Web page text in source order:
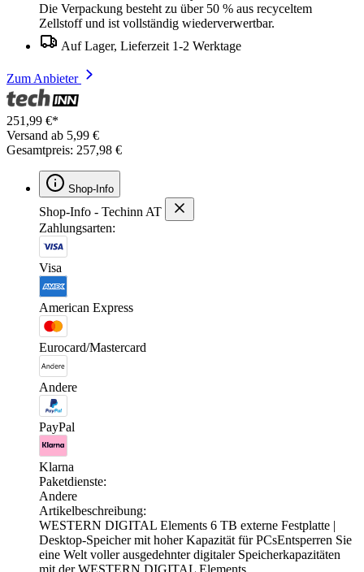
Die Verpackung besteht zu über 50 % aus recyceltem
Zellstoff und ist vollständig wiederverwertbar.
Auf Lager, Lieferzeit 1-2 Werktage
Zum Anbieter
251,99 €*
Versand ab 5,99 €
Gesamtpreis: 257,98 €
Shop-Info
Shop-Info - Techinn AT
Zahlungsarten:
Visa
American Express
Eurocard/Mastercard
Andere
PayPal
Klarna
Paketdienste:
Andere
Artikelbeschreibung:
WESTERN DIGITAL Elements 6 TB externe Festplatte |
Desktop-Speicher mit hoher Kapazität für PCsEntsperren Sie
eine Welt voller ausgedehnter digitaler Speicherkapazitäten
mit der WESTERN DIGITAL Elements